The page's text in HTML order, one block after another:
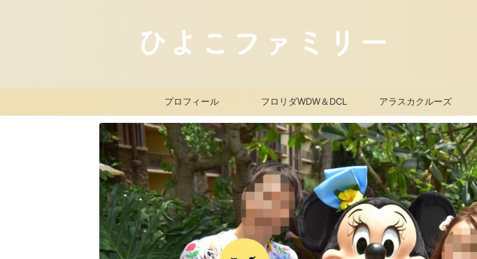
プロフィール フロリダWDW＆DCL アラスカクルーズ